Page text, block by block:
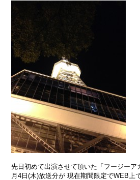
先日初めて出演させて頂いた「フージーア
月4日(木)放送分が 現在期間限定でWEB上